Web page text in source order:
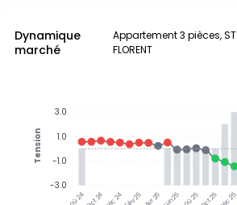
Dynamique
marché
Appartement 3 pièces, ST
FLORENT
Aoû 24Oct 24Déc 24Fév 25 Avr 25 Jun 25Aoû 25Oct 25Déc 25
3.0
1.0
-1.0
-3.0
Tension